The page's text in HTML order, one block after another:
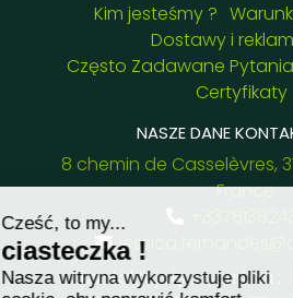
Kim jesteśmy ?
Dostawy i
Często Zadawane Pytania
Certyfikaty
NASZE DANE
8 chemin de Casselèvres,
France
Skontaktuj się z nami na :